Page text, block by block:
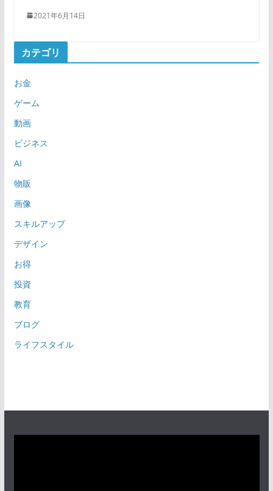
2021年6月14日
カテゴリ
お金
ゲーム
動画
ビジネス
AI
物販
画像
スキルアップ
デザイン
お得
投資
教育
ブログ
ライフスタイル